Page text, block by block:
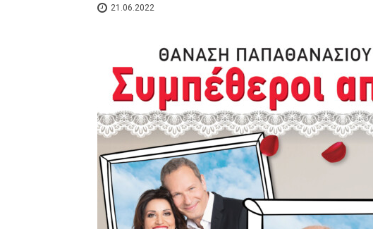
21.06.2022